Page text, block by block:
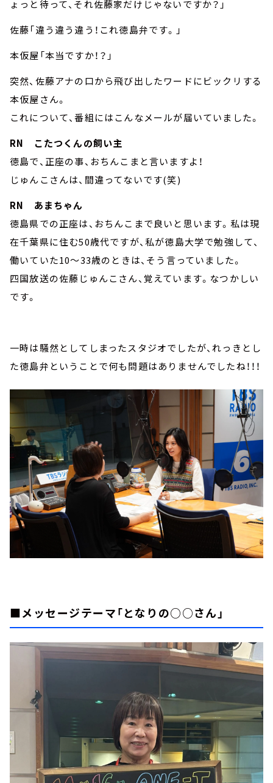
ょっと待って、それ佐藤家だけじゃないですか？」
佐藤「違う違う違う！これ徳島弁です。」
本仮屋「本当ですか！？」
突然、佐藤アナの口から飛び出したワードにビックリする
本仮屋さん。
これについて、番組にはこんなメールが届いていました。
RN こたつくんの飼い主
徳島で、正座の事、おちんこまと言いますよ！
じゅんこさんは、間違ってないです(笑)
RN あまちゃん
徳島県での正座は、おちんこまで良いと思います。私は現
在千葉県に住む50歳代ですが、私が徳島大学で勉強して、
働いていた10～33歳のときは、そう言っていました。
四国放送の佐藤じゅんこさん、覚えています。なつかしい
です。
一時は騒然としてしまったスタジオでしたが、れっきとし
た徳島弁ということで何も問題はありませんでしたね！！！
■メッセージテーマ「となりの○○さん」